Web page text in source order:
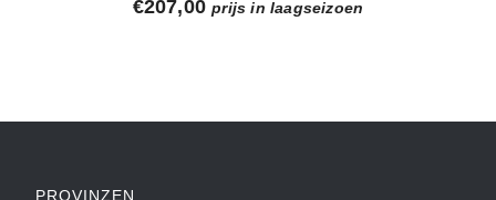
€207,00 prijs in laagseizoen
PROVINZEN